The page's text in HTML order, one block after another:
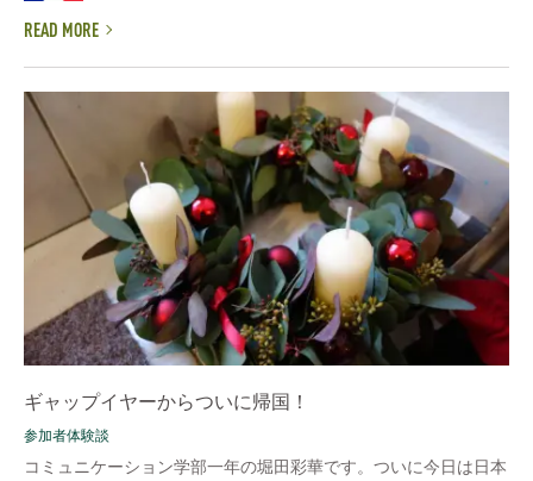
READ MORE
ギャップイヤーからついに帰国！
参加者体験談
コミュニケーション学部一年の堀田彩華です。ついに今日は日本